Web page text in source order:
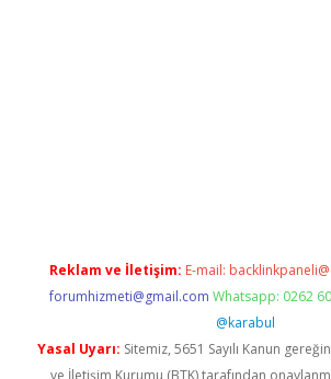
Reklam ve İletişim: E-mail:
forumhizmeti@gmail.com Whatsapp: 0262
@karabul
Yasal Uyarı: Sitemiz, 5651 Sayılı Kanun
ve İletişim Kurumu (BTK) tarafından